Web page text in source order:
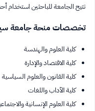
تتيح الجامعة للباحثين استخدام
تخصصات منحة جامعة
كلية العلوم والهندسة
كلية الاقتصاد والإدارة
كلية القانون والعلوم السياسية
كلية الآداب واللغات
كلية العلوم الإنسانية